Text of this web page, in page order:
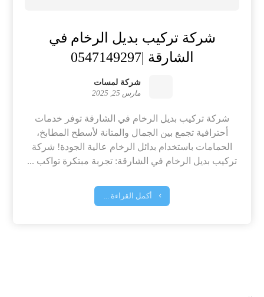
شركة تركيب بديل الرخام في
الشارقة |0547149297
شركة لمسات
مارس 25, 2025
شركة تركيب بديل الرخام في الشارقة توفر خدمات
أحترافية تجمع بين الجمال والمتانة لأسطح المطابخ،
الحمامات باستخدام بدائل الرخام عالية الجودة! شركة
تركيب بديل الرخام في الشارقة: تجربة مبتكرة تواكب ...
أكمل القراءة ...